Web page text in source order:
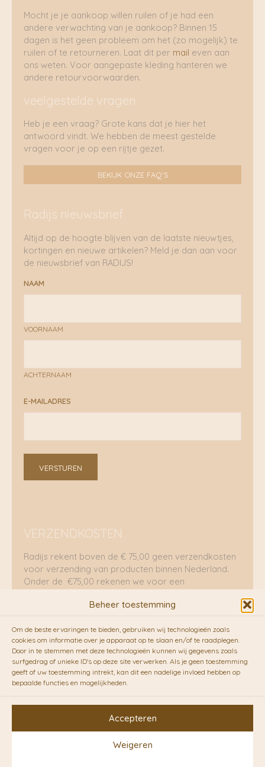
Beheer toestemming
Om de beste ervaringen te bieden, gebruiken wij technologieën zoals
cookies om informatie over je apparaat op te slaan en/of te raadplegen.
Door in te stemmen met deze technologieën kunnen wij gegevens zoals
surfgedrag of unieke ID's op deze site verwerken. Als je geen toestemming
geeft of uw toestemming intrekt, kan dit een nadelige invloed hebben op
bepaalde functies en mogelijkheden.
Accepteren
Weigeren
Mocht je je aankoop willen ruilen of je had een
andere verwachting van je aankoop? Binnen 15
dagen is het geen probleem om het (zo mogelijk) te
ruilen of te retourneren. Laat dit per mail even aan
ons weten. Voor aangepaste kleding hanteren we
andere retourvoorwaarden.
veelgestelde vragen
Heb je een vraag? Grote kans dat je hier het
antwoord vindt. We hebben de meest gestelde
vragen voor je op een rijtje gezet.
BEKIJK ONZE FAQ'S
Radijs nieuwsbrief
Altijd op de hoogte blijven van de laatste nieuwtjes,
kortingen en nieuwe artikelen? Meld je dan aan voor
de nieuwsbrief van RADIJS!
NAAM
VOORNAAM
ACHTERNAAM
E-MAILADRES
VERSTUREN
VERZENDKOSTEN
Radijs rekent boven de € 75,00 geen verzendkosten
voor verzending van producten binnen Nederland.
Onder de €75,00 rekenen we voor een
RADIJS werkt samen met de duurzame bezorgdienst
vanFietskoeriers.nl. Pakketten (mits voorradig) voor
10.00 uur besteld op een doordeweekse dag,
bezorgen zij soms nog op dezelfde dag in de
avonduren! Brievenbuspakjes de volgende dag. En
waar mogelijk ook echt op de fiets!!